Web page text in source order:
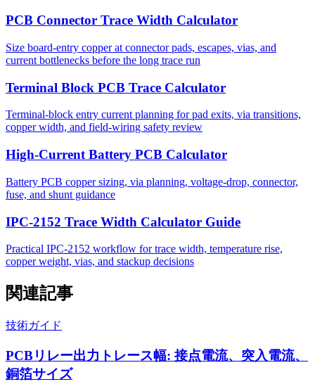
PCB Connector Trace Width Calculator
Size board-entry copper at connector pads, escapes, vias, and
current bottlenecks before the long trace run
Terminal Block PCB Trace Calculator
Terminal-block entry current planning for pad exits, via transitions,
copper width, and field-wiring safety review
High-Current Battery PCB Calculator
Battery PCB copper sizing, via planning, voltage-drop, connector,
fuse, and shunt guidance
IPC-2152 Trace Width Calculator Guide
Practical IPC-2152 workflow for trace width, temperature rise,
copper weight, vias, and stackup decisions
関連記事
技術ガイド
PCBリレー出力トレース幅: 接点電流、突入電流、
銅箔サイズ